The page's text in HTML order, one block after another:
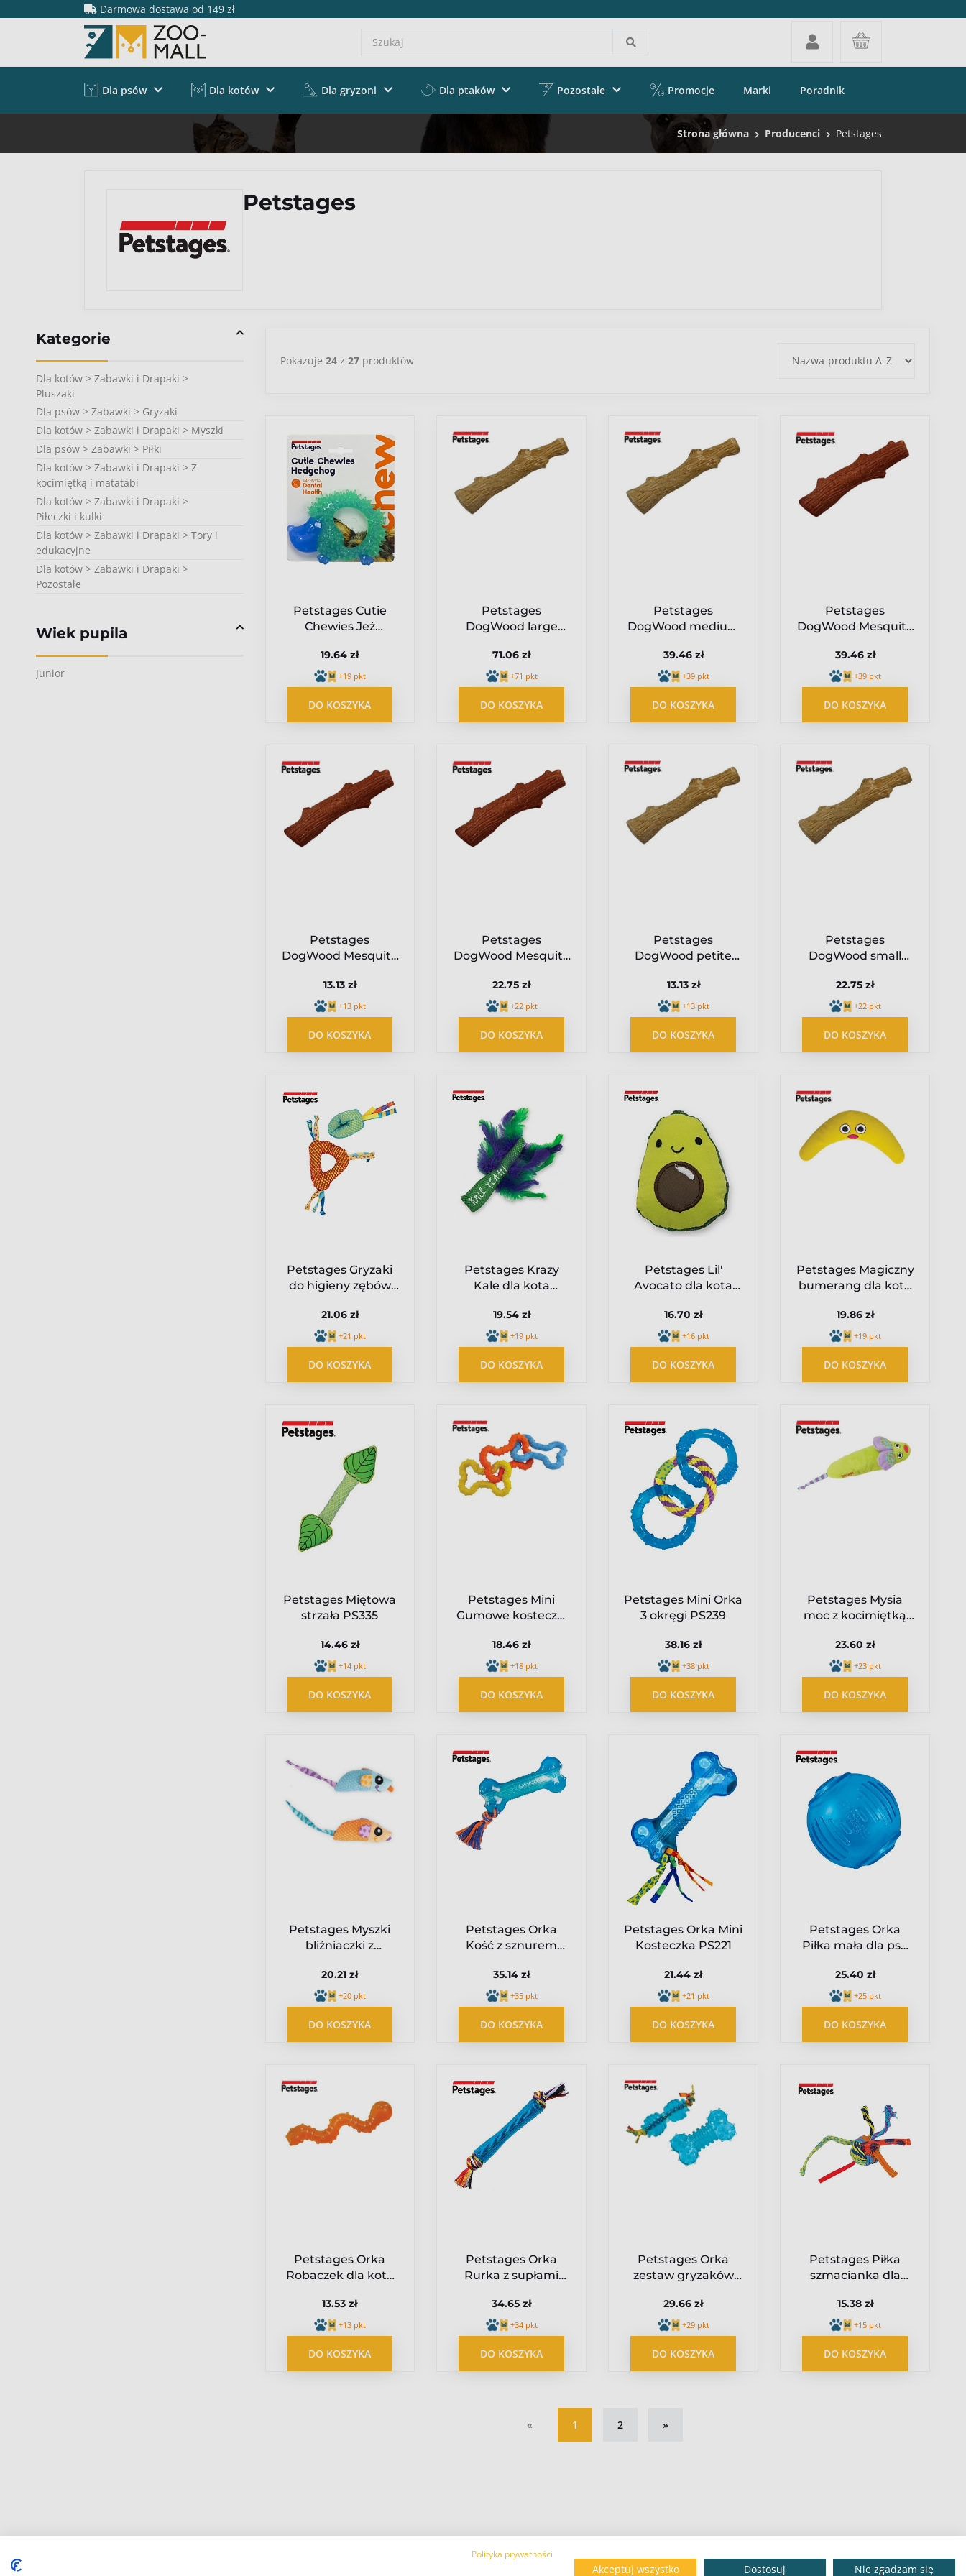
Darmowa dostawa od 149 zł
Dla psów Dla kotów Dla gryzoni Dla ptaków Pozostałe Promocje Marki Poradnik
Strona główna Producenci Petstages
Petstages
Pokazuje 24z 27produktów
Petstages Cutie
Chewies Jeż
19.64 zł
+19 pkt
DO KOSZYKA
Petstages
DogWood large
71.06 zł
+71 pkt
DO KOSZYKA
Petstages
DogWood medium
39.46 zł
+39 pkt
DO KOSZYKA
Petstages
DogWood Mesquite
PS30144
39.46 zł
+39 pkt
DO KOSZYKA
Petstages
DogWood Mesquite
PS30142
13.13 zł
+13 pkt
DO KOSZYKA
Petstages
DogWood Mesquite
22.75 zł
+22 pkt
DO KOSZYKA
Petstages
DogWood petite
13.13 zł
+13 pkt
DO KOSZYKA
Petstages
DogWood small
22.75 zł
+22 pkt
DO KOSZYKA
Petstages Gryzaki
do higieny zębów
21.06 zł
+21 pkt
DO KOSZYKA
Petstages Krazy
Kale dla kota
19.54 zł
+19 pkt
DO KOSZYKA
Petstages Lil'
Avocato dla kota
16.70 zł
+16 pkt
DO KOSZYKA
Petstages Magiczny
bumerang dla kota
19.86 zł
+19 pkt
DO KOSZYKA
Petstages Miętowa
strzała PS335
14.46 zł
+14 pkt
DO KOSZYKA
Petstages Mini
Gumowe kosteczki
18.46 zł
+18 pkt
DO KOSZYKA
Petstages Mini Orka
3 okręgi PS239
38.16 zł
+38 pkt
DO KOSZYKA
Petstages Mysia
moc z kocimiętką
23.60 zł
+23 pkt
DO KOSZYKA
Petstages Myszki
bliźniaczki z
20.21 zł
+20 pkt
DO KOSZYKA
Petstages Orka
Kość z sznurem
35.14 zł
+35 pkt
DO KOSZYKA
Petstages Orka Mini
Kosteczka PS221
21.44 zł
+21 pkt
DO KOSZYKA
Petstages Orka
Piłka mała dla psa
25.40 zł
+25 pkt
DO KOSZYKA
Petstages Orka
Robaczek dla kota
13.53 zł
+13 pkt
DO KOSZYKA
Petstages Orka
Rurka z supłami
34.65 zł
+34 pkt
DO KOSZYKA
Petstages Orka
zestaw gryzaków
29.66 zł
+29 pkt
DO KOSZYKA
Petstages Piłka
szmacianka dla
15.38 zł
+15 pkt
DO KOSZYKA
« 1 2 »
Kategorie
Dla kotów > Zabawki i Drapaki >
Pluszaki
Dla psów > Zabawki > Gryzaki
Dla kotów > Zabawki i Drapaki > Myszki
Dla psów > Zabawki > Piłki
Dla kotów > Zabawki i Drapaki > Z
kocimiętką i matatabi
Dla kotów > Zabawki i Drapaki >
Piłeczki i kulki
Dla kotów > Zabawki i Drapaki > Tory i
edukacyjne
Dla kotów > Zabawki i Drapaki >
Pozostałe
Wiek pupila
Junior
Polityka prywatności
Akceptuj wszystko Dostosuj Nie zgadzam się